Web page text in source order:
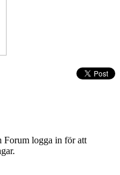
Forum logga in för att